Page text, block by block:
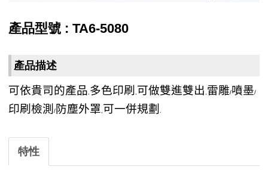
產品型號 : TA6-5080
產品描述
可依貴司的產品 多色印刷 可做雙進雙出 雷雕/噴墨/
印刷檢測 /防塵外罩 可一併規劃
特性